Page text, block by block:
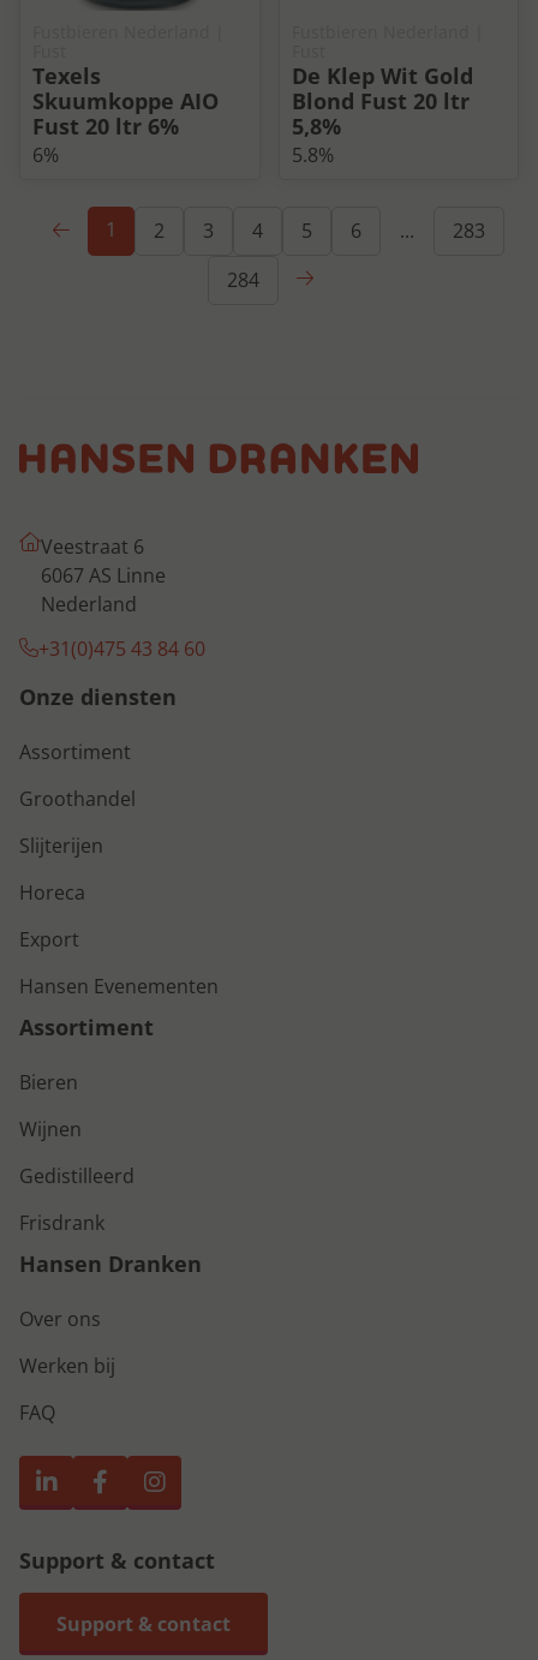
Texels
Skuumkoppe AIO
Fust 20 ltr 6%
6%
De Klep Wit Gold
Blond Fust 20 ltr
5,8%
5.8%
Eerste1 2 3 4 5 6 ...
283
284
Volgende
Veestraat 6
6067 AS Linne
Nederland
+31(0)475 43 84 60
Onze diensten
Assortiment
Groothandel
Slijterijen
Horeca
Export
Hansen Evenementen
Assortiment
Bieren
Wijnen
Gedistilleerd
Frisdrank
Hansen Dranken
Over ons
Werken bij
FAQ
Support & contact
Support & contact